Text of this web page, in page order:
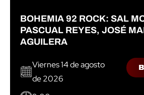
BOHEMIA 92 ROCK: SAL
PASCUAL REYES, JOSÉ
AGUILERA
Viernes 14 de agosto
de 2026